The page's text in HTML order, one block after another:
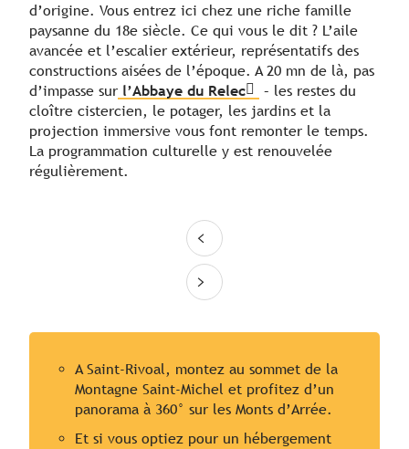
d’origine. Vous entrez ici chez une riche famille
paysanne du 18e siècle. Ce qui vous le dit ? L’aile
avancée et l’escalier extérieur, représentatifs des
constructions aisées de l’époque. A 20 mn de là, pas
d’impasse sur l’Abbaye du Relec
– les restes du
cloître cistercien, le potager, les jardins et la
projection immersive vous font remonter le temps.
La programmation culturelle y est renouvelée
régulièrement.
A Saint-Rivoal, montez au sommet de la
Montagne Saint-Michel et profitez d’un
panorama à 360° sur les Monts d’Arrée.
Et si vous optiez pour un hébergement